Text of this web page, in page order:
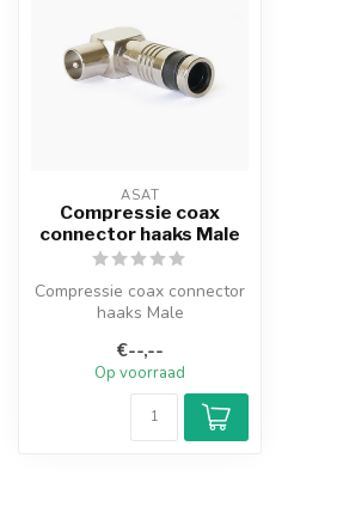
ASAT
Compressie coax
connector haaks Male
Compressie coax connector
haaks Male
€--,--
Op voorraad